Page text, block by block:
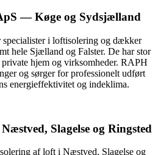
— Køge og Sydsjælland
i loftisolering og dækker
hele Sjælland og Falster. De har stor
hjem og virksomheder. RAPH
og sørger for professionelt udført
energieffektivitet og indeklima.
Slagelse og Ringsted
af loft i Næstved, Slagelse og